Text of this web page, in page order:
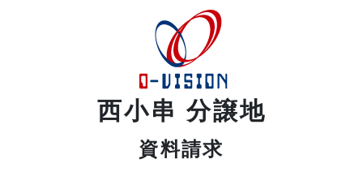
西小串 分譲地
資料請求